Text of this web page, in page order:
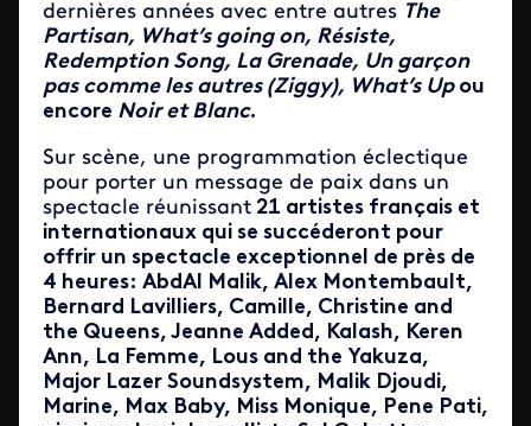
dernières années avec entre autres The
Partisan, What’s going on, Résiste,
Redemption Song, La Grenade, Un garçon
pas comme les autres (Ziggy), What’s Upou
encore Noir et Blanc.
Sur scène, une programmation éclectique
pour porter un message de paix dans un
spectacle réunissant 21 artistes français et
internationaux qui se succéderont pour
offrir un spectacle exceptionnel de près de
4 heures: AbdAl Malik, Alex Montembault,
Bernard Lavilliers, Camille, Christine and
the Queens, Jeanne Added, Kalash, Keren
Ann, La Femme, Lous and the Yakuza,
Major Lazer Soundsystem, Malik Djoudi,
Marine, Max Baby, Miss Monique, Pene Pati,